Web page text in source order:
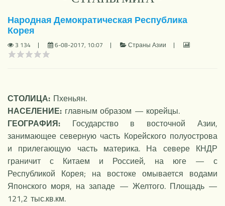
Народная Демократическая Республика
Корея
3 134 6-08-2017, 10:07 Страны Азии
СТОЛИЦА: Пхеньян.
НАСЕЛЕНИЕ: главным образом — корейцы.
ГЕОГРАФИЯ: Государство в восточной Азии,
занимающее северную часть Корейского полуострова
и прилегающую часть материка. На севере КНДР
граничит с Китаем и Россией, на юге — с
Республикой Корея; на востоке омывается водами
Японского моря, на западе — Желтого. Площадь —
121,2 тыс.кв.км.